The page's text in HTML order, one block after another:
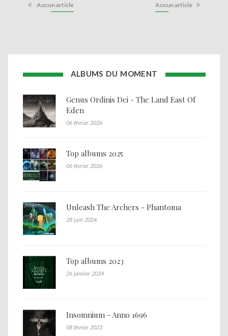
Aucun article Aucun article
ALBUMS DU MOMENT
Genus Ordinis Dei - The Land East Of
Eden
06 février 2026
Top albums 2025
06 février 2026
Unleash The Archers - Phantoma
28 juin 2024
Top albums 2023
26 janvier 2024
Insomnium - Anno 1696
08 février 2023